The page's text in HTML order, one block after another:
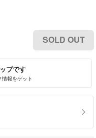
SOLD OUT
プです
報をゲット